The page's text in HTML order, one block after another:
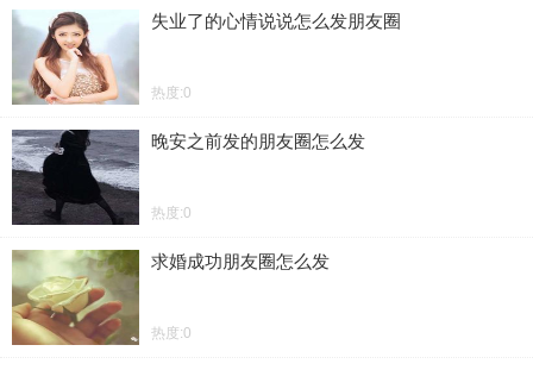
失业了的心情说说怎么发朋友圈
热度:0
晚安之前发的朋友圈怎么发
热度:0
求婚成功朋友圈怎么发
热度:0